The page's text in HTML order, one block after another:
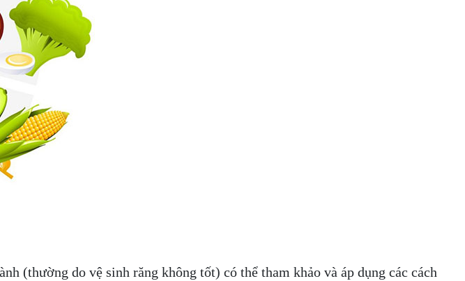
(thường do vệ sinh răng không tốt) có thể tham khảo và áp dụng các cách